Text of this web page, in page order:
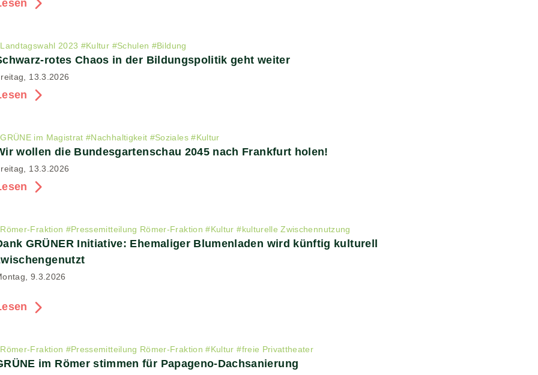
Landtagswahl 2023 #Kultur #Schulen #Bildung
rotes Chaos in der Bildungspolitik geht weiter
13.3.2026
GRÜNE im Magistrat #Nachhaltigkeit #Soziales #Kultur
wollen die Bundesgartenschau 2045 nach Frankfurt holen!
13.3.2026
Römer-Fraktion #Pressemitteilung Römer-Fraktion #Kultur #kulturelle Zwischennutzung
GRÜNER Initiative: Ehemaliger Blumenladen wird künftig kulturell
9.3.2026
Römer-Fraktion #Pressemitteilung Römer-Fraktion #Kultur #freie Privattheater
im Römer stimmen für Papageno-Dachsanierung